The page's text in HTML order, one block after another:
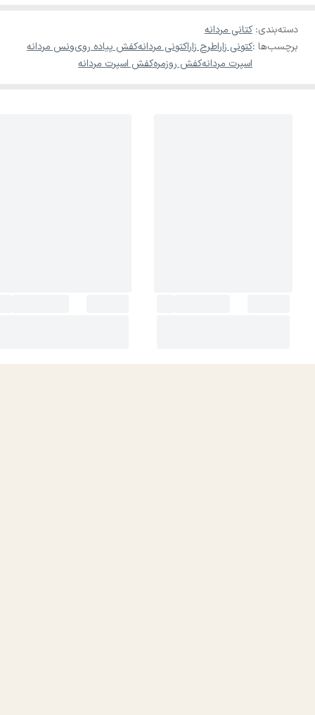
دسته‌بندی: کتانی مردانه
برچسب‌ها :کتونی زاراطرح زاراکتونی مردانهکفش پیاده رویونس مردانه
اسپرت مردانهکفش روزمرهکفش اسپرت مردانه